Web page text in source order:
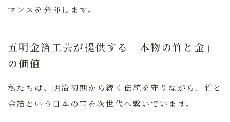
マンスを発揮します。
五明金箔工芸が提供する「本物の竹と金」
の価値
私たちは、明治初期から続く伝統を守りながら、竹と
金箔という日本の宝を次世代へ繋いでいます。